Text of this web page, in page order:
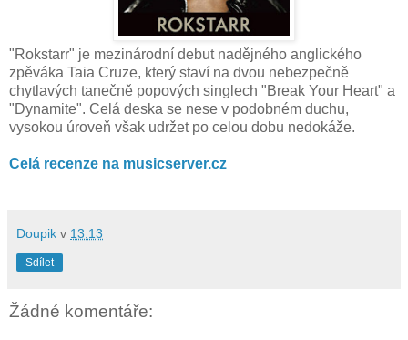
"Rokstarr" je mezinárodní debut nadějného anglického
zpěváka Taia Cruze, který staví na dvou nebezpečně
chytlavých tanečně popových singlech "Break Your Heart" a
"Dynamite". Celá deska se nese v podobném duchu,
vysokou úroveň však udržet po celou dobu nedokáže.
Celá recenze na musicserver.cz
Doupik v 13:13
Sdílet
Žádné komentáře: